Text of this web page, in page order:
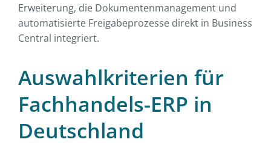
Erweiterung, die Dokumentenmanagement und
automatisierte Freigabeprozesse direkt in Business
Central integriert.
Auswahlkriterien für
Fachhandels-ERP in
Deutschland